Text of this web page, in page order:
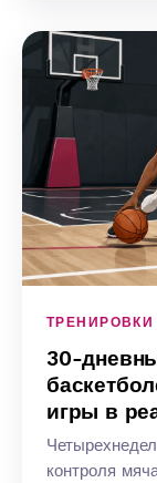
30-
игры в
контроля